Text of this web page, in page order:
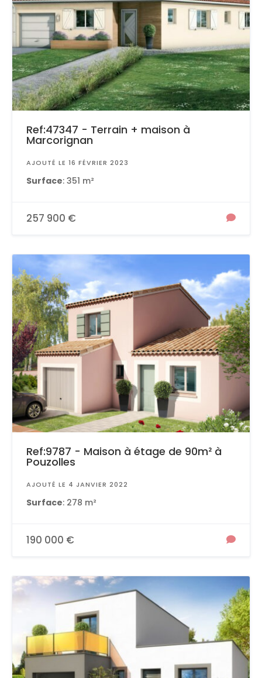
Ref:47347 - Terrain + maison à
Marcorignan
AJOUTÉ LE 16 FÉVRIER 2023
Surface: 351 m²
257 900 €
Ref:9787 - Maison à étage de 90m² à
Pouzolles
AJOUTÉ LE 4 JANVIER 2022
Surface: 278 m²
190 000 €